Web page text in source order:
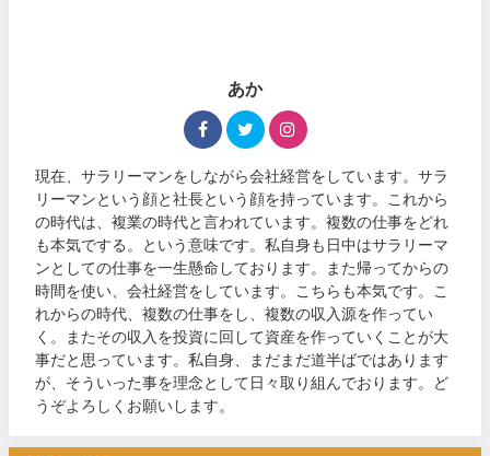
あか
現在、サラリーマンをしながら会社経営をしています。サラ
リーマンという顔と社長という顔を持っています。これから
の時代は、複業の時代と言われています。複数の仕事をどれ
も本気でする。という意味です。私自身も日中はサラリーマ
ンとしての仕事を一生懸命しております。また帰ってからの
時間を使い、会社経営をしています。こちらも本気です。こ
れからの時代、複数の仕事をし、複数の収入源を作ってい
く。またその収入を投資に回して資産を作っていくことが大
事だと思っています。私自身、まだまだ道半ばではあります
が、そういった事を理念として日々取り組んでおります。ど
うぞよろしくお願いします。